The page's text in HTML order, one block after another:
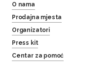
O nama
Prodajna mjesta
Organizatori
Press kit
Centar za pomoć